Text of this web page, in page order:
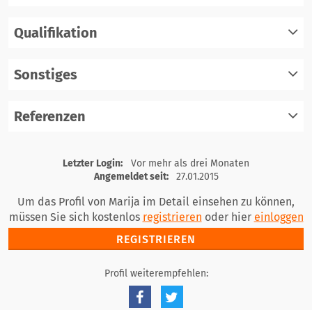
Qualifikation
Sonstiges
Referenzen
registrieren
einloggen
Letzter Login:
Vor mehr als drei Monaten
Angemeldet seit:
27.01.2015
Um das Profil von Marija im Detail einsehen zu können,
müssen Sie sich kostenlos registrieren oder hier einloggen
REGISTRIEREN
Profil weiterempfehlen: